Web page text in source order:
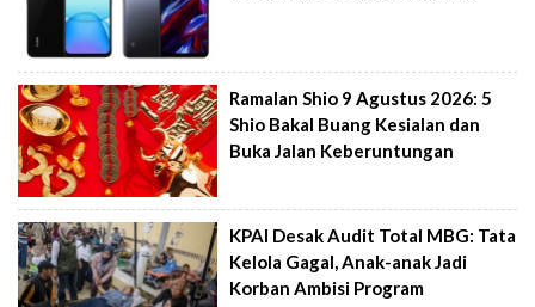
Ramalan Shio 9 Agustus 2026: 5
Shio Bakal Buang Kesialan dan
Buka Jalan Keberuntungan
KPAI Desak Audit Total MBG: Tata
Kelola Gagal, Anak-anak Jadi
Korban Ambisi Program